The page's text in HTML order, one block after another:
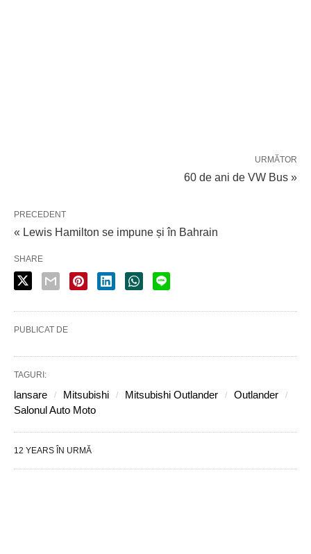
URMĂTOR
60 de ani de VW Bus »
PRECEDENT
« Lewis Hamilton se impune și în Bahrain
SHARE
PUBLICAT DE
TAGURI:
lansare Mitsubishi Mitsubishi Outlander
Outlander
Salonul Auto Moto
12 YEARS ÎN URMĂ